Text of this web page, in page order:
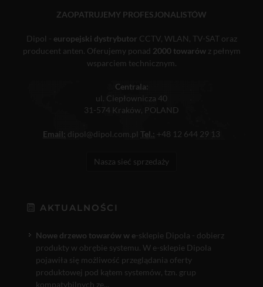
ZAOPATRUJEMY PROFESJONALISTÓW
Dipol - europejski dystrybutor CCTV, WLAN, TV-SAT oraz
producent anten. Oferujemy ponad 2000 towarówz pełnym
wsparciem technicznym.
Centrala:
ul. Ciepłownicza 40
31-574 Kraków, POLAND
Email: dipol@dipol.com.pl Tel.: +48 12 644 29 13
Nasza sieć sprzedaży
AKTUALNOŚCI
Nowe drzewo towarów w e-sklepie Dipola - dobierz
produkty w obrębie systemu. W e-sklepie Dipola
pojawiła się możliwość przeglądania oferty
produktowej pod kątem systemów, tzn. grup
kompatybilnych ze...